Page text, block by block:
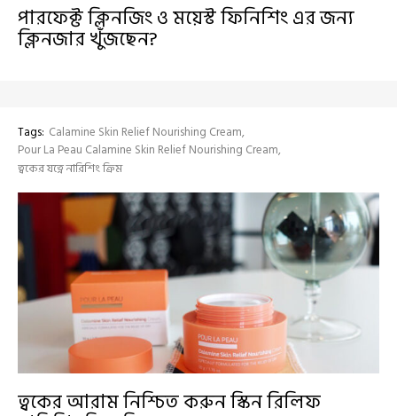
পারফেক্ট ক্লিনজিং ও ময়েস্ট ফিনিশিং এর জন্য
ক্লিনজার খুঁজছেন?
Tags: Calamine Skin Relief Nourishing Cream
Pour La Peau Calamine Skin Relief Nourishing Cream
ত্বকের যত্নে নারিশিং ক্রিম
ত্বকের আরাম নিশ্চিত করুন স্কিন রিলিফ